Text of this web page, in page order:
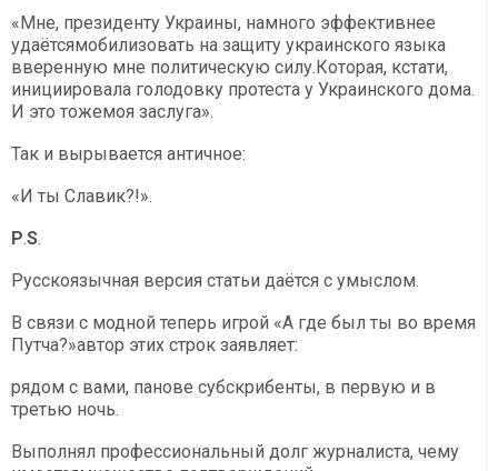
«Мне, президенту Украины, намного эффективнее
удаётсямобилизовать на защиту украинского языка
вверенную мне политическую силу.Которая, кстати,
инициировала голодовку протеста у Украинского дома.
И это тожемоя заслуга».
Так и вырывается античное:
«И ты Славик?!».
P.S.
Русскоязычная версия статьи даётся с умыслом.
В связи с модной теперь игрой «А где был ты во время
Путча?»автор этих строк заявляет:
рядом с вами, панове субскрибенты, в первую и в
третью ночь.
Выполнял профессиональный долг журналиста, чему